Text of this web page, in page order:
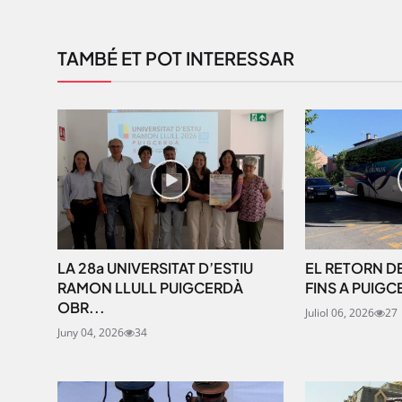
TAMBÉ ET POT INTERESSAR
LA 28a UNIVERSITAT D’ESTIU
RAMON LLULL PUIGCERDÀ
OBR...
Juny 04, 2026 34
EL RETORN
FINS A
Juliol 06, 2026 27